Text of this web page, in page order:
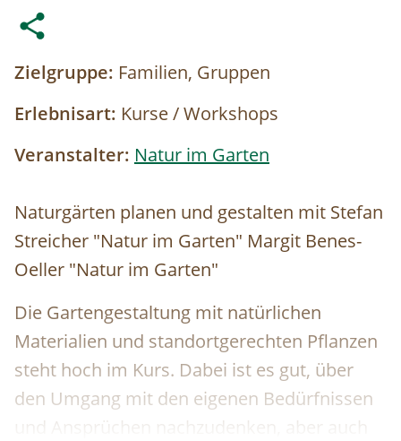
Zielgruppe: Familien, Gruppen
Erlebnisart: Kurse / Workshops
Veranstalter: Natur im Garten
Naturgärten planen und gestalten mit Stefan
Streicher "Natur im Garten" Margit Benes-
Oeller "Natur im Garten"
Die Gartengestaltung mit natürlichen
Materialien und standortgerechten Pflanzen
steht hoch im Kurs. Dabei ist es gut, über
den Umgang mit den eigenen Bedürfnissen
und Ansprüchen nachzudenken, aber auch